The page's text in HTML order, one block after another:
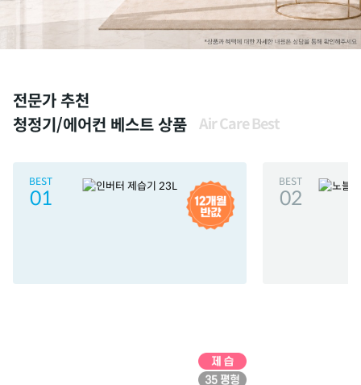
전문가 추천
청정기/에어컨 베스트 상품
Air Care Best
BEST
01
BEST
02